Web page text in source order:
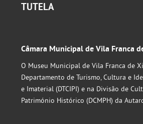
TUTELA
Câmara Municipal de Vila Franca
O Museu Municipal de Vila Franca de
Departamento de Turismo, Cultura e
e Imaterial (DTCIPI) e na Divisão de
Património Histórico (DCMPH) da